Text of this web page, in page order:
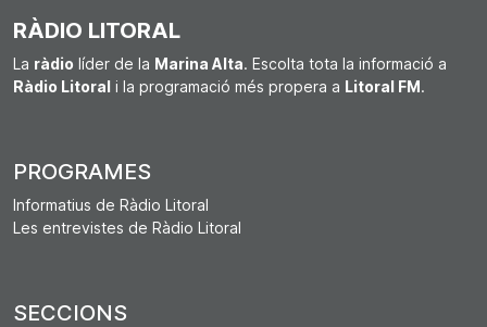
RÀDIO LITORAL
La ràdio líder de la Marina Alta. Escolta tota la informació a
Ràdio Litoral i la programació més propera a Litoral FM.
PROGRAMES
Informatius de Ràdio Litoral
Les entrevistes de Ràdio Litoral
SECCIONS